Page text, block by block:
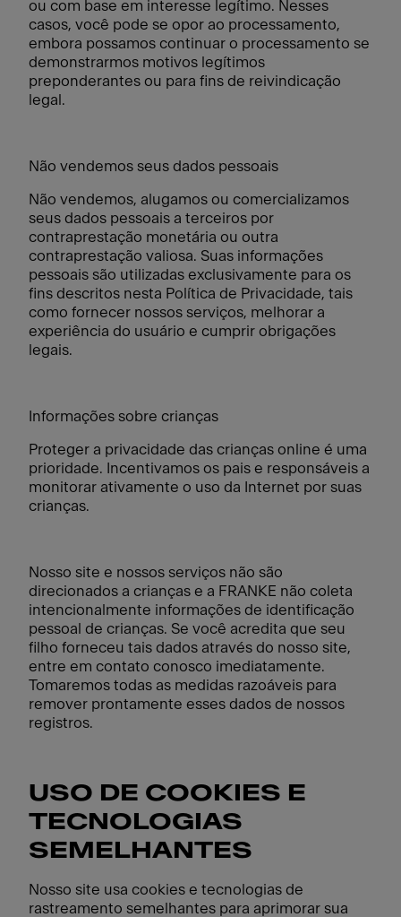
ou com base em interesse legítimo. Nesses
casos, você pode se opor ao processamento,
embora possamos continuar o processamento se
demonstrarmos motivos legítimos
preponderantes ou para fins de reivindicação
legal.
Não vendemos seus dados pessoais
Não vendemos, alugamos ou comercializamos
seus dados pessoais a terceiros por
contraprestação monetária ou outra
contraprestação valiosa. Suas informações
pessoais são utilizadas exclusivamente para os
fins descritos nesta Política de Privacidade, tais
como fornecer nossos serviços, melhorar a
experiência do usuário e cumprir obrigações
legais.
Informações sobre crianças
Proteger a privacidade das crianças online é uma
prioridade. Incentivamos os pais e responsáveis a
monitorar ativamente o uso da Internet por suas
crianças.
Nosso site e nossos serviços não são
direcionados a crianças e a FRANKE não coleta
intencionalmente informações de identificação
pessoal de crianças. Se você acredita que seu
filho forneceu tais dados através do nosso site,
entre em contato conosco imediatamente.
Tomaremos todas as medidas razoáveis para
remover prontamente esses dados de nossos
registros.
USO DE COOKIES E
TECNOLOGIAS
SEMELHANTES
Nosso site usa cookies e tecnologias de
rastreamento semelhantes para aprimorar sua